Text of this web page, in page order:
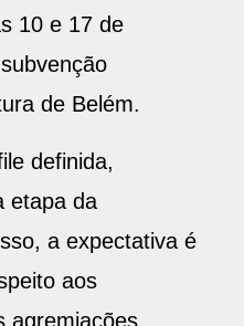
10 e 17 de
de Belém.
definida,
etapa da
a expectativa é
aos
agremiações